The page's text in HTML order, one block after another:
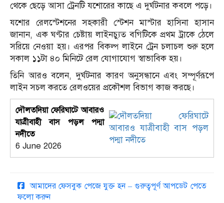
থেকে ছেড়ে আসা ট্রেনটি যশোরের কাছে এ দুর্ঘটনার কবলে পড়ে।
যশোর রেলস্টেশনের সহকারী স্টেশন মাস্টার হাসিনা হাসান
জানান, এক ঘণ্টার চেষ্টায় লাইনচ্যুত বগিটিকে প্রথম ট্রাকে ঠেলে
সরিয়ে নেওয়া হয়। এরপর বিকল্প লাইনে ট্রেন চলাচল শুরু হলে
সকাল ১১টা ৪০ মিনিটে রেল যোগাযোগ স্বাভাবিক হয়।
তিনি আরও বলেন, দুর্ঘটনার কারণ অনুসন্ধানে এবং সম্পূর্ণরূপে
লাইন সচল করতে রেলওয়ের প্রকৌশল বিভাগ কাজ করছে।
দৌলতদিয়া ফেরিঘাটে আবারও
যাত্রীবাহী বাস পড়ল পদ্মা
নদীতে
6 June 2026
আমাদের ফেসবুক পেজে যুক্ত হন – গুরুত্বপূর্ণ আপডেট পেতে
ফলো করুন